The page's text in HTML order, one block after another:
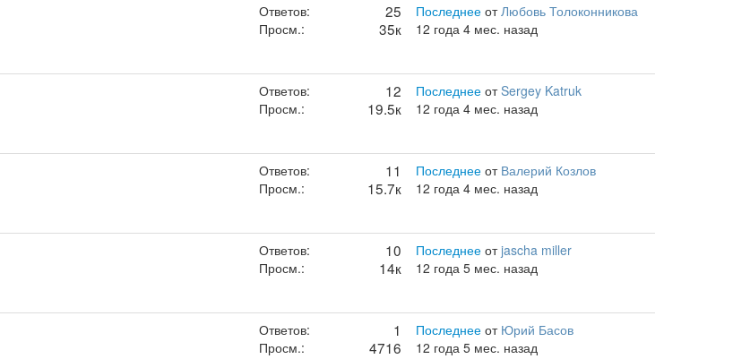
Ответов: 25
Просм.: 35к
Последнее отЛюбовь Толоконникова
12 года 4 мес. назад
Ответов: 12
Просм.: 19.5к
Последнее отSergey Katruk
12 года 4 мес. назад
Ответов: 11
Просм.: 15.7к
Последнее от Валерий Козлов
12 года 4 мес. назад
Ответов: 10
Просм.: 14к
Последнее отjascha miller
12 года 5 мес. назад
Ответов: 1
Просм.: 4716
Последнее от Юрий Басов
12 года 5 мес. назад